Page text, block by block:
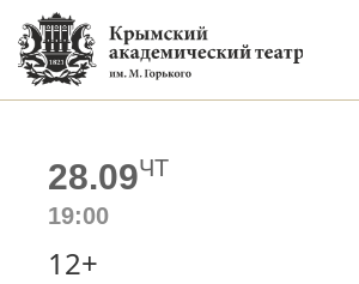
28.09ЧТ
19:00
12+